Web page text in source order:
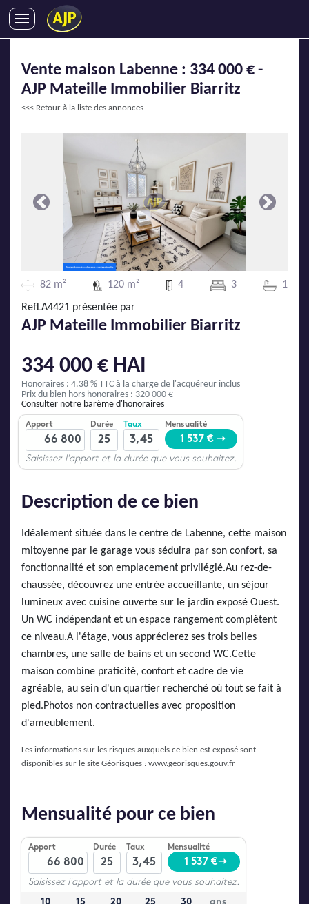
VENTES
LOCATIONS
GESTION LOCATIVE
IMMOBILIER NEUF
LOCATIONS DE VACANCES
DEVENIR FRANCHISÉ
AJP Recrute
AJP Actualités
Service Qualité Clients
Vente maison Labenne : 334 000 € -
AJP Mateille Immobilier Biarritz
<<< Retour à la liste des annonces
Précédente Suivante
82 m² 120 m² 4 3 1
RefLA4421 présentée par
AJP Mateille Immobilier Biarritz
334 000 € HAI
Honoraires : 4.38 % TTC à la charge de l'acquéreur inclus
Prix du bien hors honoraires : 320 000 €
Consulter notre barème d'honoraires
Description de ce bien
Idéalement située dans le centre de Labenne, cette maison
mitoyenne par le garage vous séduira par son confort, sa
fonctionnalité et son emplacement privilégié.Au rez-de-
chaussée, découvrez une entrée accueillante, un séjour
lumineux avec cuisine ouverte sur le jardin exposé Ouest.
Un WC indépendant et un espace rangement complètent
ce niveau.A l'étage, vous apprécierez ses trois belles
chambres, une salle de bains et un second WC.Cette
maison combine praticité, confort et cadre de vie
agréable, au sein d'un quartier recherché où tout se fait à
pied.Photos non contractuelles avec proposition
d'ameublement.
Les informations sur les risques auxquels ce bien est exposé sont
disponibles sur le site Géorisques : www.georisques.gouv.fr
Mensualité pour ce bien